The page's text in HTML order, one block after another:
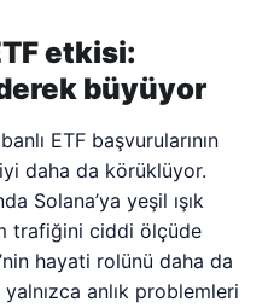
etkisi:
büyüyor
ETF başvurularının
daha da körüklüyor.
Solana’ya yeşil ışık
trafiğini ciddi ölçüde
hayati rolünü daha da
anlık problemleri